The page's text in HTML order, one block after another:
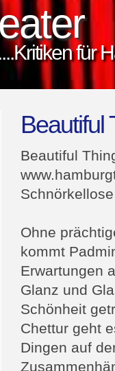
für
Beautiful
Beautiful
Ohne
kommt
Erwartungen
Glanz und
Schönheit
Chettur geht
Dingen auf